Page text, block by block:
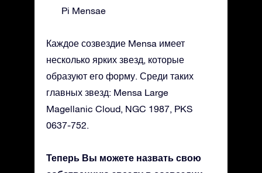
Pi Mensae
Каждое созвездие Mensa имеет
несколько ярких звезд, которые
образуют его форму. Среди таких
главных звезд: Mensa Large
Magellanic Cloud, NGC 1987, PKS
0637-752.
Теперь Вы можете назвать свою